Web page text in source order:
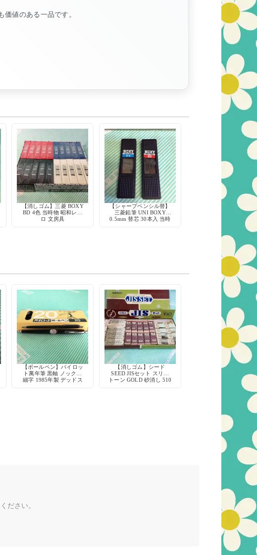
値のある一品です。
【消しゴム】三菱 BOXY
BD 4色 当時物 昭和レト
ロ 文房具
【シャープペンシル替】
三菱鉛筆 UNI BOXY
0.5mm 替芯 30本入 当時
【ボールペン】パイロッ
ト萬年筆 黒軸 ノック式
細字 1985年製 デッドス
【消しゴム】シード
SEED JISセット スリー
トーン GOLD 砂消し 510
ださい。